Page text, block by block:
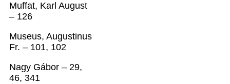
Muffat, Karl August
– 126
Museus, Augustinus
Fr. – 101, 102
Nagy Gábor – 29,
46, 341